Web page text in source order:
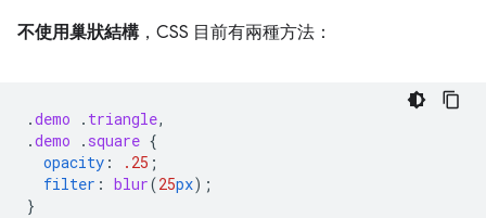
不使用巢狀結構 ，CSS 目前有兩種方法：
.demo . triangle,
.demo . square {
opacity : .25 ;
filter : blur(25px);
}